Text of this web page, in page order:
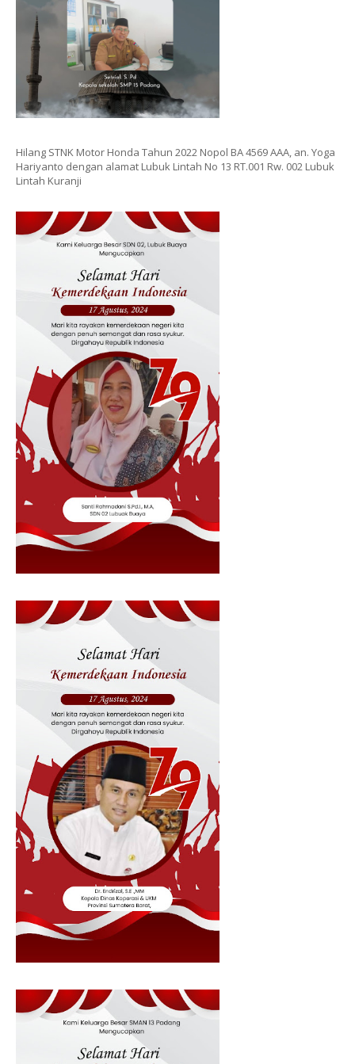
Hilang STNK Motor Honda Tahun 2022 Nopol BA 4569 AAA, an. Yoga
Hariyanto dengan alamat Lubuk Lintah No 13 RT.001 Rw. 002 Lubuk
Lintah Kuranji